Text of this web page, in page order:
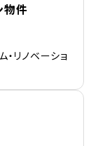
物件
リノベーショ